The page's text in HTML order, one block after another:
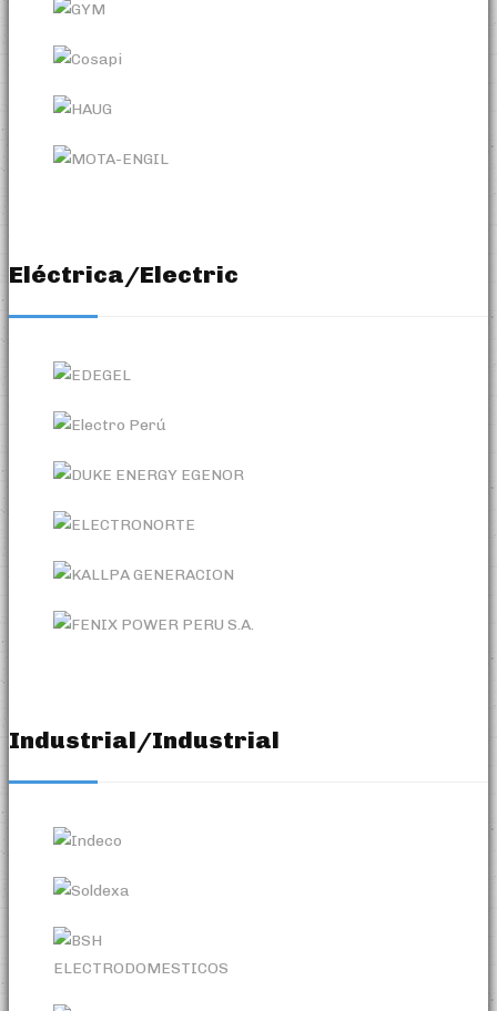
Eléctrica/Electric
Industrial/Industrial